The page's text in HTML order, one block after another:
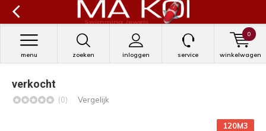
zoeken inloggen
menu service winkelwagen
0
verkocht
(0) Vergelijk
120M3